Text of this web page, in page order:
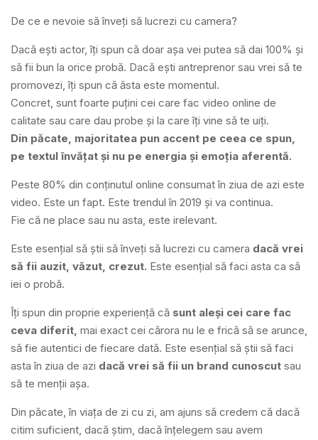
De ce e nevoie să înveți să lucrezi cu camera?
Dacă ești actor, îți spun că doar așa vei putea să dai 100% și
să fii bun la orice probă. Dacă ești antreprenor sau vrei să te
promovezi, îți spun că ăsta este momentul.
Concret, sunt foarte puțini cei care fac video online de
calitate sau care dau probe și la care îți vine să te uiți.
Din păcate, majoritatea pun accent pe ceea ce spun,
pe textul învățat și nu pe energia și emoția aferentă.
Peste 80% din conținutul online consumat în ziua de azi este
video. Este un fapt. Este trendul în 2019 și va continua.
Fie că ne place sau nu asta, este irelevant.
Este esențial să știi să înveți să lucrezi cu camera dacă vrei
să fii auzit, văzut, crezut. Este esențial să faci asta ca să
iei o probă.
Îți spun din proprie experiență că sunt aleși cei care fac
ceva diferit, mai exact cei cărora nu le e frică să se arunce,
să fie autentici de fiecare dată. Este esențial să știi să faci
asta în ziua de azi dacă vrei să fii un brand cunoscut sau
să te menții așa.
Din păcate, în viața de zi cu zi, am ajuns să credem că dacă
citim suficient, dacă știm, dacă înțelegem sau avem